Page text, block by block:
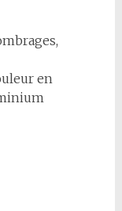
en